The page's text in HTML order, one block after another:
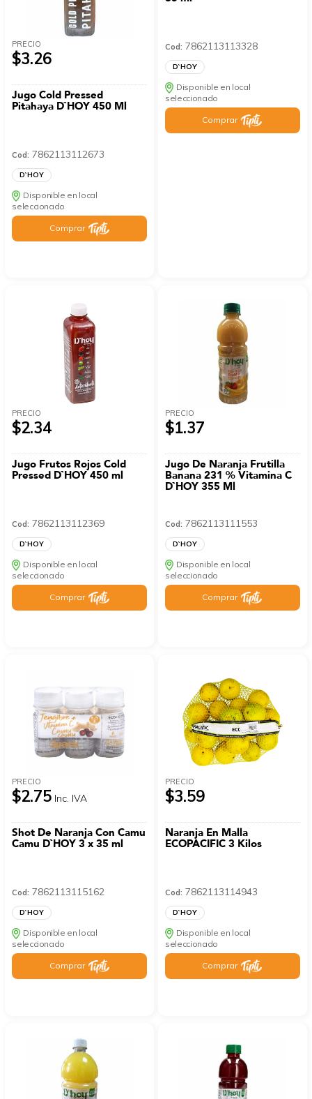
PRECIO
$3.26
Jugo Cold Pressed
Pitahaya D`HOY 450 Ml
Cod: 7862113112673
D`HOY
Disponible en local
seleccionado
Comprar
Cod: 7862113113328
D`HOY
Disponible en local
seleccionado
Comprar
PRECIO
$2.34
Jugo Frutos Rojos Cold
Pressed D`HOY 450 ml
Cod: 7862113112369
D`HOY
Disponible en local
seleccionado
Comprar
PRECIO
$1.37
Jugo De Naranja Frutilla
Banana 231 % Vitamina C
D`HOY 355 Ml
Cod: 7862113111553
D`HOY
Disponible en local
seleccionado
Comprar
PRECIO
$2.75 Inc. IVA
Shot De Naranja Con Camu
Camu D`HOY 3 x 35 ml
Cod: 7862113115162
D`HOY
Disponible en local
seleccionado
Comprar
PRECIO
$3.59
Naranja En Malla
ECOPACIFIC 3 Kilos
Cod: 7862113114943
D`HOY
Disponible en local
seleccionado
Comprar